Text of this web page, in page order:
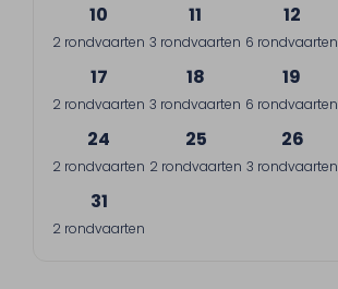
10
2 rondvaarten
11
3 rondvaarten
12
6 rondvaarten
17
2 rondvaarten
18
3 rondvaarten
19
6 rondvaarten
24
2 rondvaarten
25
2 rondvaarten
26
3 rondvaarten
31
2 rondvaarten